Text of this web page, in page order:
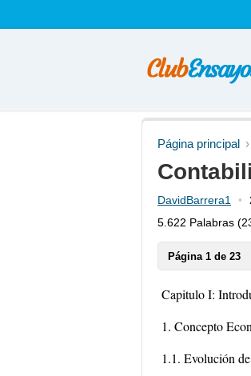
Página principal
DavidBarrera1
5.622 Palabras
Página 1 de 23
Capitulo I:
1. Concepto
1.1. Evolución